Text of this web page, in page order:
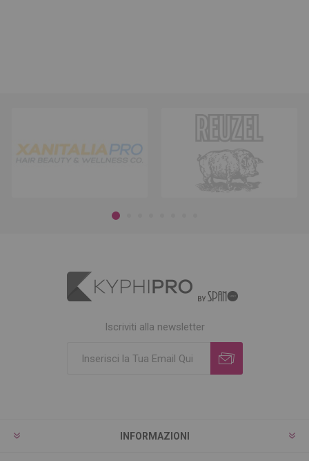
Iscriviti alla newsletter
INFORMAZIONI